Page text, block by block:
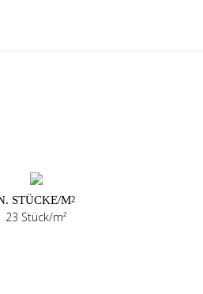
STÜCKE/M2
23 Stück/m²